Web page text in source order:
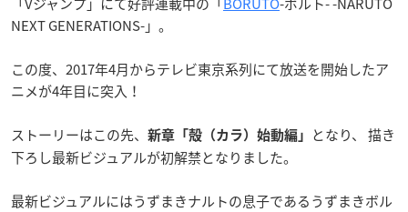
NEXT GENERATIONS-」。
この度、2017年4月からテレビ東京系列にて放送を開始したア
ニメが4年目に突入！
ストーリーはこの先、 新章「殻（カラ）始動編」
となり、 描き
下ろし最新ビジュアルが初解禁となりました。
最新ビジュアルにはうずまきナルトの息子であるうずまきボル